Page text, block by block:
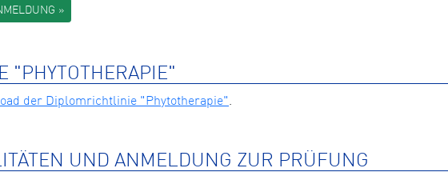
»
"PHYTOTHERAPIE"
der Diplomrichtlinie "Phytotherapie"
UND ANMELDUNG ZUR PRÜFUNG